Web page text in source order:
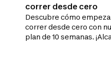
correr desde cero
Descubre cómo
correr desde cero con
plan de 10 semanas.